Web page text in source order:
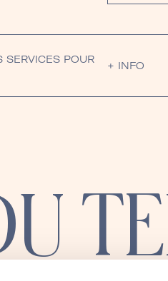
SERVICES POUR
+ INFO